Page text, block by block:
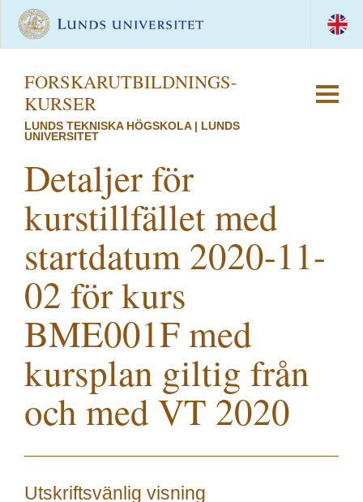
FORSKAR­UTBILDNINGS­
KURSER
LUNDS TEKNISKA HÖGSKOLA | LUNDS
UNIVERSITET
Detaljer för
kurstillfället med
startdatum 2020-11-
02 för kurs
BME001F med
kursplan giltig från
och med VT 2020
Utskriftsvänlig visning